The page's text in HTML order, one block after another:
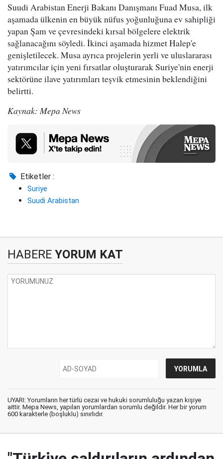
Suudi Arabistan Enerji Bakanı Danışmanı Fuad Musa, ilk
aşamada ülkenin en büyük nüfus yoğunluğuna ev sahipliği
yapan Şam ve çevresindeki kırsal bölgelere elektrik
sağlanacağını söyledi. İkinci aşamada hizmet Halep'e
genişletilecek. Musa ayrıca projelerin yerli ve uluslararası
yatırımcılar için yeni fırsatlar oluşturarak Suriye'nin enerji
sektörüne ilave yatırımları teşvik etmesinin beklendiğini
belirtti.
Kaynak: Mepa News
Etiketler :
Suriye
Suudi Arabistan
HABERE YORUM KAT
UYARI: Yorumların her türlü cezai ve hukuki sorumluluğu yazan kişiye
aittir. Mepa News, yapılan yorumlardan sorumlu değildir. Her bir yorum
600 karakterle (boşluklu) sınırlıdır.